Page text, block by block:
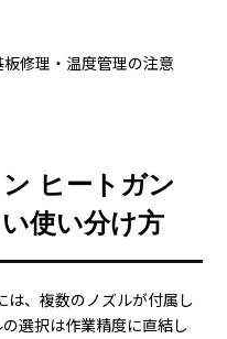
修理・温度管理の注意
ヒートガン
使い分け方
は、複数のノズルが付属し
選択は作業精度に直結し